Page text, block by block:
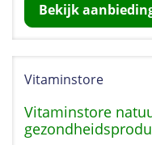
Bekijk
Vitaminstore
Vitaminstore